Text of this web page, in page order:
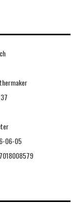
06-05